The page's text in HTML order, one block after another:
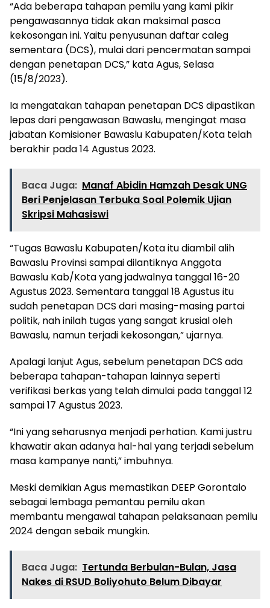
“Ada beberapa tahapan pemilu yang kami pikir
pengawasannya tidak akan maksimal pasca
kekosongan ini. Yaitu penyusunan daftar caleg
sementara (DCS), mulai dari pencermatan sampai
dengan penetapan DCS,” kata Agus, Selasa
(15/8/2023).
Ia mengatakan tahapan penetapan DCS dipastikan
lepas dari pengawasan Bawaslu, mengingat masa
jabatan Komisioner Bawaslu Kabupaten/Kota telah
berakhir pada 14 Agustus 2023.
Baca Juga: Manaf Abidin Hamzah Desak UNG
Beri Penjelasan Terbuka Soal Polemik Ujian
Skripsi Mahasiswi
“Tugas Bawaslu Kabupaten/Kota itu diambil alih
Bawaslu Provinsi sampai dilantiknya Anggota
Bawaslu Kab/Kota yang jadwalnya tanggal 16-20
Agustus 2023. Sementara tanggal 18 Agustus itu
sudah penetapan DCS dari masing-masing partai
politik, nah inilah tugas yang sangat krusial oleh
Bawaslu, namun terjadi kekosongan,” ujarnya.
Apalagi lanjut Agus, sebelum penetapan DCS ada
beberapa tahapan-tahapan lainnya seperti
verifikasi berkas yang telah dimulai pada tanggal 12
sampai 17 Agustus 2023.
“Ini yang seharusnya menjadi perhatian. Kami justru
khawatir akan adanya hal-hal yang terjadi sebelum
masa kampanye nanti,” imbuhnya.
Meski demikian Agus memastikan DEEP Gorontalo
sebagai lembaga pemantau pemilu akan
membantu mengawal tahapan pelaksanaan pemilu
2024 dengan sebaik mungkin.
Baca Juga: Tertunda Berbulan-Bulan, Jasa
Nakes di RSUD Boliyohuto Belum Dibayar